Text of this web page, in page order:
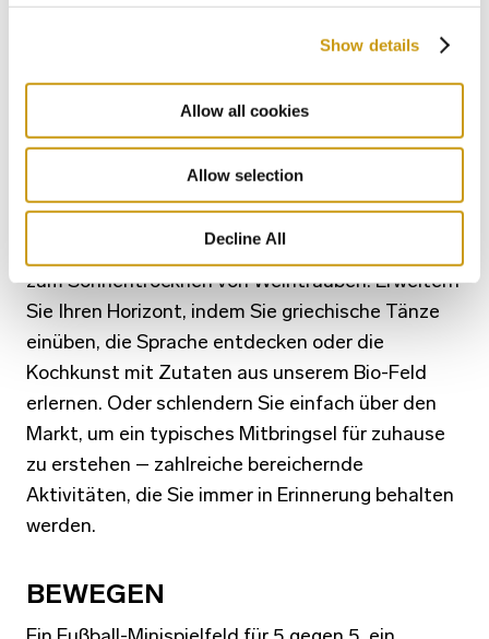
Show details
Allow all cookies
Allow selection
Decline All
DIE KRETISCHE LEBENSART
nachhaltigen kretischen Lebensart, indem Sie an
unseren »grünen« Events mit Lokalkolorit
teilnehmen – von der Schafschur und dem
Dreschen von Weizen über die Olivenernte bis
zum Sonnentrocknen von Weintrauben. Erweitern
Sie Ihren Horizont, indem Sie griechische Tänze
einüben, die Sprache entdecken oder die
Kochkunst mit Zutaten aus unserem Bio-Feld
erlernen. Oder schlendern Sie einfach über den
Markt, um ein typisches Mitbringsel für zuhause
zu erstehen – zahlreiche bereichernde
Aktivitäten, die Sie immer in Erinnerung behalten
werden.
BEWEGEN